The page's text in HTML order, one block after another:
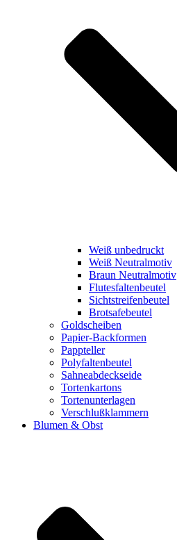
Weiß unbedruckt
Weiß Neutralmotiv
Braun Neutralmotiv
Flutesfaltenbeutel
Sichtstreifenbeutel
Brotsafebeutel
Goldscheiben
Papier-Backformen
Pappteller
Polyfaltenbeutel
Sahneabdeckseide
Tortenkartons
Tortenunterlagen
Verschlußklammern
Blumen & Obst